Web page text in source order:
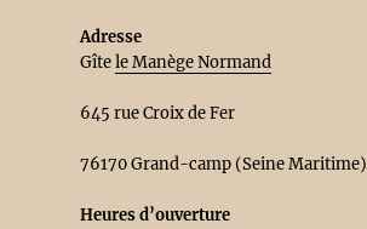
Adresse
Gîtele Manège Normand
645 rue Croix de Fer
76170 Grand-camp (Seine Maritime)
Heures d’ouverture